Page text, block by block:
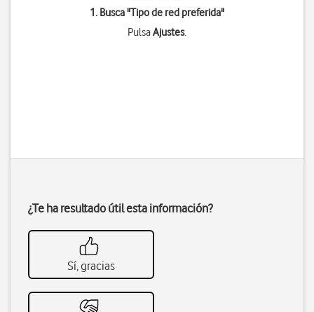
1. Busca "Tipo de red preferida"
PulsaAjustes.
¿Te ha resultado útil esta información?
Sí, gracias